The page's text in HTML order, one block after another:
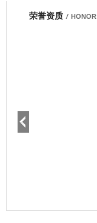
荣誉资质 / HONOR